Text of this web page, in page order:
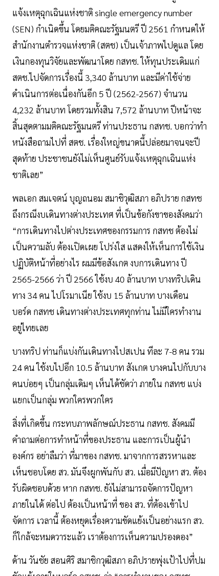
แจ้งเหตุฉุกเฉินแห่งชาติ single emergency number
(SEN) กำเนิดขึ้น โดยมติคณะรัฐมนตรี ปี 2561 กำหนดให้
สำนักงานตำรวจแห่งชาติ (สตช) เป็นเจ้าภาพไปดูแล โดย
เงินกองทุนวิจัยและพัฒนาโดย กสทช. ให้ทุนประเดิมแก่
สตช.ไปจัดการเรื่องนี้ 3,340 ล้านบาท และมีค่าใช้จ่าย
ดำเนินการต่อเนื่องกันอีก 5 ปี (2562-2567) จำนวน
4,232 ล้านบาท โดยรวมทั้งสิน 7,572 ล้านบาท ปีหน้าจะ
สิ้นสุดตามมติคณะรัฐมนตรี ท่านประธาน กสทช. บอกว่าทำ
หนังสือถามไปที่ สตช. เรื่องใหญ่ขนาดนี้ปล่อยมาจนจะปี
สุดท้าย ประชาชนยังไม่เห็นศูนย์รับแจ้งเหตุฉุกเฉินแห่ง
ชาติเลย”
พลเอก สมเจตน์ บุญถนอม สมาชิวุฒิสภา อภิปราย กสทช
ถึงกรณีงบเดินทางต่างประเทศ ที่เป็นข้อกังขาของสังคมว่า
“การเดินทางไปต่างประเทศของกรรมการ กสทช ต้องไม่
เป็นความลับ ต้องเปิดเผย โปร่งใส แสดงให้เห็นการใช้เงิน
ปฏิบัติหน้าที่อย่างไร ผมมีข้อสังเกต งบการเดินทาง ปี
2565-2566 ว่า ปี 2566 ใช้งบ 40 ล้านบาท บางทริปเดิน
ทาง 34 คน ไปโรมาเนีย ใช้งบ 15 ล้านบาท บางเดือน
บอร์ด กสทช เดินทางต่างประเทศทุกท่าน ไม่มีใครทำงาน
อยู่ไทยเลย
บางทริป ท่านก็แบ่งกันเดินทางไปสเปน ทีละ 7-8 คน รวม
24 คน ใช้งบไปอีก 10.5 ล้านบาท สังเกต บางคนไปกับบาง
คนบ่อยๆ เป็นกลุ่มเดิมๆ เห็นได้ชัดว่า ภายใน กสทช แบ่ง
แยกเป็นกลุ่ม พวกใครพวกใคร
สิ่งที่เกิดขึ้น กระทบภาพลักษณ์ประธาน กสทช. สังคมมี
คำถามต่อการทำหน้าที่ของประธาน และการเป็นผู้นำ
องค์กร อย่าลืมว่า ที่มาของ กสทช. มาจากการสรรหาและ
เห็นชอบโดย สว. มันจึงผูกพันกับ สว. เมื่อมีปัญหา สว. ต้อง
รับผิดชอบด้วย หาก กสทช. ยังไม่สามารถจัดการปัญหา
ภายในได้ ต่อไป ต้องเป็นหน้าที่ ของ สว. ที่ต้องเข้าไป
จัดการ เวลานี้ ต้องหยุดเรื่องความขัดแย้งเป็นอย่างแรก สว.
ก็ใกล้จะหมดวาระแล้ว เราต้องการเห็นความปรองดอง”
ด้าน วันชัย สอนศิริ สมาชิกวุฒิสภา อภิปรายพุ่งเป้าไปที่ปม